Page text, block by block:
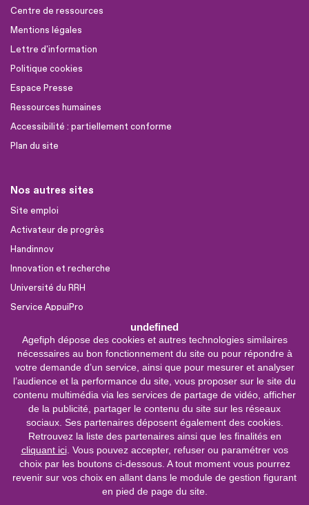
undefined
Agefiph dépose des cookies et autres technologies similaires
nécessaires au bon fonctionnement du site ou pour répondre à
votre demande d’un service, ainsi que pour mesurer et analyser
l’audience et la performance du site, vous proposer sur le site du
contenu multimédia via les services de partage de vidéo, afficher
de la publicité, partager le contenu du site sur les réseaux
sociaux. Ses partenaires déposent également des cookies.
Retrouvez la liste des partenaires ainsi que les finalités en
cliquant ici. Vous pouvez accepter, refuser ou paramétrer vos
choix par les boutons ci-dessous. A tout moment vous pourrez
revenir sur vos choix en allant dans le module de gestion figurant
en pied de page du site.
Centre de ressources
Mentions légales
Lettre d'information
Politique cookies
Espace Presse
Ressources humaines
Accessibilité : partiellement conforme
Plan du site
Nos autres sites
Site emploi
Activateur de progrès
Handinnov
Innovation et recherche
Université du RRH
Service AppuiPro
Nous suivre
Youtube
Linkedin
Facebook
0 800 11 10 09
Service &
appel gratuits